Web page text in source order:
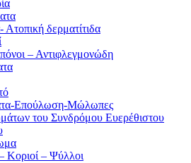
δερματίτιδα
– Αντιφλεγμονώδη
Επούλωση-Μώλωπες
του Συνδρόμου Ευερέθιστου
Κοριοί – Ψύλλοι